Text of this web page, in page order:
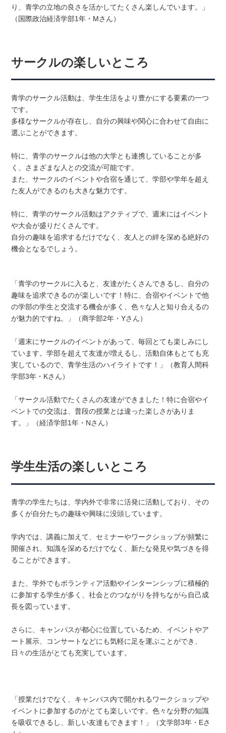
り、青学の立地の良さを活かしてたくさん楽しんでいます。」
（国際政治経済学部1年・Mさん）
サークルの楽しいところ
青学のサークル活動は、学生生活をより豊かにする要素の一つ
です。
多様なサークルが存在し、自分の興味や関心に合わせて自由に
選ぶことができます。
特に、青学のサークルは他の大学とも連携していることが多
く、さまざまな人との交流が可能です。
また、サークルのイベントや合宿を通じて、学部や学年を超え
た友人ができるのも大きな魅力です。
特に、青学のサークル活動はアクティブで、週末にはイベント
や大会が盛りだくさんです。
自分の趣味を追求するだけでなく、友人との絆を深める絶好の
機会となるでしょう。
「青学のサークルに入ると、友達がたくさんできるし、自分の
趣味を追求できるのが楽しいです！特に、合宿やイベントで他
の学部の学生と交流する機会が多く、色々な人と知り合えるの
が魅力的ですね。」（商学部2年・Yさん）
「週末にサークルのイベントがあって、毎回とても楽しみにし
ています。学部を超えて友達が増えるし、活動自体もとても充
実しているので、青学生活のハイライトです！」（教育人間科
学部3年・Kさん）
「サークル活動でたくさんの友達ができました！特に合宿やイ
ベントでの交流は、普段の授業とは違った楽しさがありま
す。」（経済学部1年・Nさん）
学生生活の楽しいところ
青学の学生たちは、学内外で非常に活発に活動しており、その
多くが自分たちの趣味や興味に没頭しています。
学内では、講義に加えて、セミナーやワークショップが頻繁に
開催され、知識を深めるだけでなく、新たな発見や気づきを得
ることができます。
また、学外でもボランティア活動やインターンシップに積極的
に参加する学生が多く、社会とのつながりを持ちながら自己成
長を図っています。
さらに、キャンパスが都心に位置しているため、イベントやア
ート展示、コンサートなどにも気軽に足を運ぶことができ、
日々の生活がとても充実しています。
「授業だけでなく、キャンパス内で開かれるワークショップや
イベントに参加するのがとても楽しいです。色々な分野の知識
を吸収できるし、新しい友達もできます！」（文学部3年・Eさ